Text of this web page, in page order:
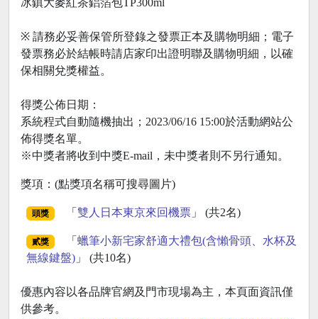
冰鎮大麥紅茶鋁箔包TP300ml
※ 請務必妥善保管所登錄之發票正本及購物明細；電子
發票務必於結帳時請店家印出證明聯及購物明細，以確
保相關兌獎權益。
得獎公佈日期：
系統程式自動隨機抽出；2023/06/16 15:00於活動網站公
佈得獎名單。
※中獎者將收到中獎E-mail，未中獎者則不另行通知。
獎項：(點獎項名稱可搜尋圖片)
頭獎 「 雙人日本東京來回機票」 (共2名)
貳獎 「 蠟筆小新宅家舒適大禮包(含懶骨頭、水杯及
無線鍵盤) 」 (共10名)
優惠內容以各品牌官網及門市現場為主，本頁面資訊僅
供參考。